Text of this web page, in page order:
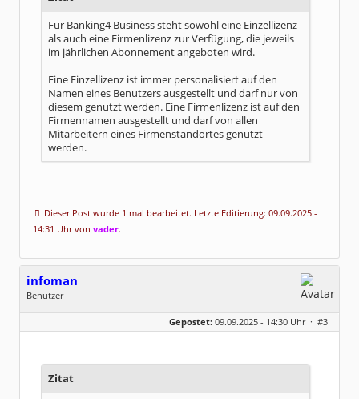
Für Banking4 Business steht sowohl eine Einzellizenz
als auch eine Firmenlizenz zur Verfügung, die jeweils
im jährlichen Abonnement angeboten wird.
Eine Einzellizenz ist immer personalisiert auf den
Namen eines Benutzers ausgestellt und darf nur von
diesem genutzt werden. Eine Firmenlizenz ist auf den
Firmennamen ausgestellt und darf von allen
Mitarbeitern eines Firmenstandortes genutzt
werden.
Dieser Post wurde 1 mal bearbeitet. Letzte Editierung: 09.09.2025 -
14:31 Uhr von vader.
infoman
Benutzer
Geschlecht:
Dabei seit:
06 / 2008
Gepostet: 09.09.2025 - 14:30 Uhr · #3
Zitat